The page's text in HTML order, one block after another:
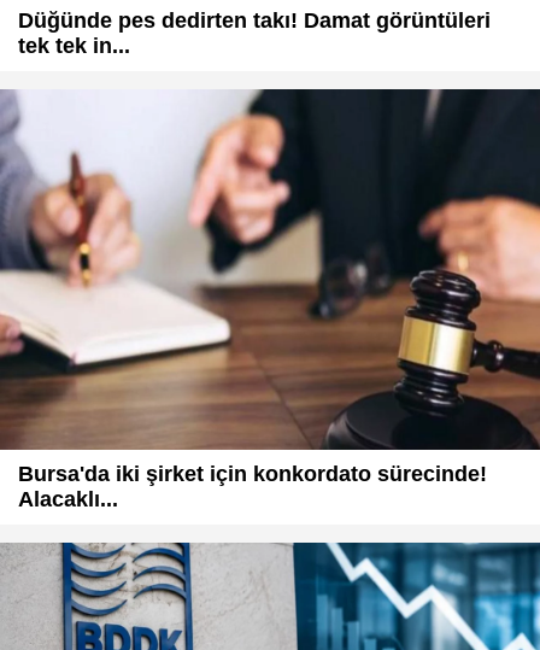
Düğünde pes dedirten takı! Damat görüntüleri
tek tek in...
Bursa'da iki şirket için konkordato sürecinde!
Alacaklı...